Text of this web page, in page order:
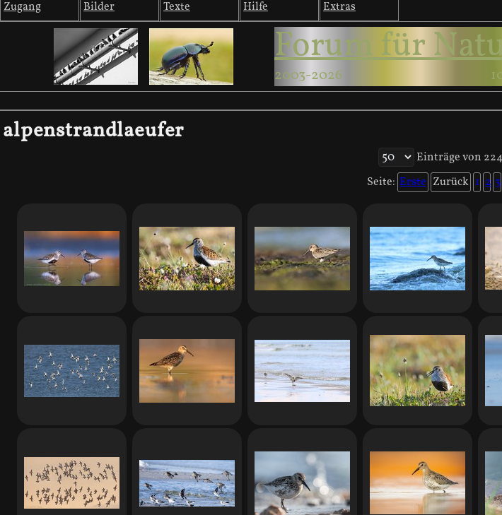
Zugang Bilder Texte Hilfe Extras
Forum für
2003-2026
alpenstrandlaeufer
Einträge von
Seite: Erste Zurück 1 2 3